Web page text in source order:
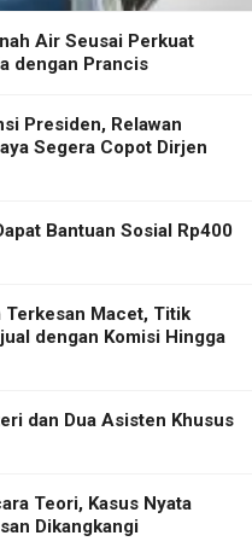
Air Seusai Perkuat
dengan Prancis
Presiden, Relawan
Segera Copot Dirjen
Bantuan Sosial Rp400
Terkesan Macet, Titik
dengan Komisi Hingga
dan Dua Asisten Khusus
Teori, Kasus Nyata
Dikangkangi